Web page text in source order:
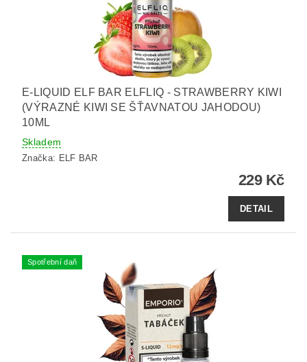
E-LIQUID ELF BAR ELFLIQ - STRAWBERRY KIWI
(VÝRAZNÉ KIWI SE ŠŤAVNATOU JAHODOU)
10ML
Skladem
Značka: ELF BAR
229 Kč
DETAIL
Spotřební daň